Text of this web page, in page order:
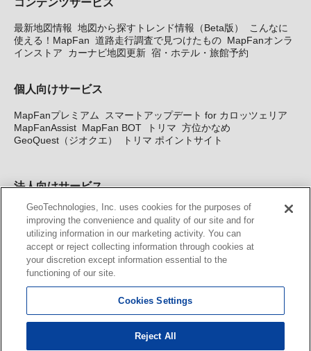
最新地図情報 地図から探すトレンド情報（Beta版）
こんなに
使える！MapFan 道路走行調査で見つけたもの MapFanオンラ
インストア
カーナビ地図更新 宿・ホテル・旅館予約
個人向けサービス
MapFanプレミアム
スマートアップデート for カロッツェリア
MapFanAssist MapFan BOT トリマ 方位かなめ
GeoQuest（ジオクエ）
トリマ ポイントサイト
法人向けサービス
法人向け地図・位置情報サービス WEBサイト・システム向け地
図API Windows PC向け地図開発キット MapFan DB 住所確認
サービス
MAP WORLD+ トリマ広告 Geo-Research
カーナビ地図更新サービス
MapFan スマートメンバーズ カロッツェリア地図割プラス
KENWOOD MapFan Club
GeoTechnologies, Inc. uses cookies for the purposes of
improving the convenience and quality of our site and for
utilizing information in our marketing activity. You can
accept or reject collecting information through cookies at
your discretion except information essential to the
functioning of our site.
Cookies Settings
Reject All